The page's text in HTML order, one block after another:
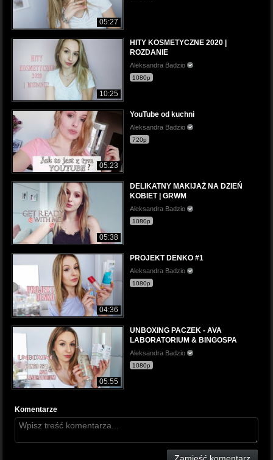
05:27
10:25
HITY KOSMETYCZNE 2020 |
ROZDANIE
Aleksandra Badzio
1080p
05:23
YouTube od kuchni
Aleksandra Badzio
720p
05:38
DELIKATNY MAKIJAŻ NA DZIEŃ
KOBIET | GRWM
Aleksandra Badzio
1080p
04:36
PROJEKT DENKO #1
Aleksandra Badzio
1080p
05:55
UNBOXING PACZEK - AVA
LABORATORIUM & BINGOSPA
Aleksandra Badzio
1080p
Komentarze